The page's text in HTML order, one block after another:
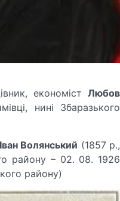
економіст Любов
нині Збаразького
Іван Волянський (1857 р.,
району – 02. 08. 1926
району)